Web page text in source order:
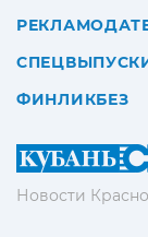
Новости
ФИНЛИКБЕЗ